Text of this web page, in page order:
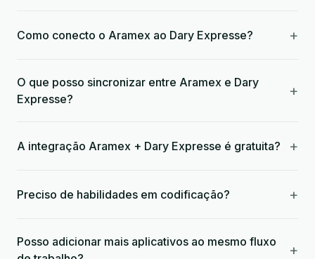
Como conecto o Aramex ao Dary Expresse? +
O que posso sincronizar entre Aramex e Dary
Expresse?
+
A integração Aramex + Dary Expresse é gratuita? +
Preciso de habilidades em codificação? +
Posso adicionar mais aplicativos ao mesmo fluxo
+